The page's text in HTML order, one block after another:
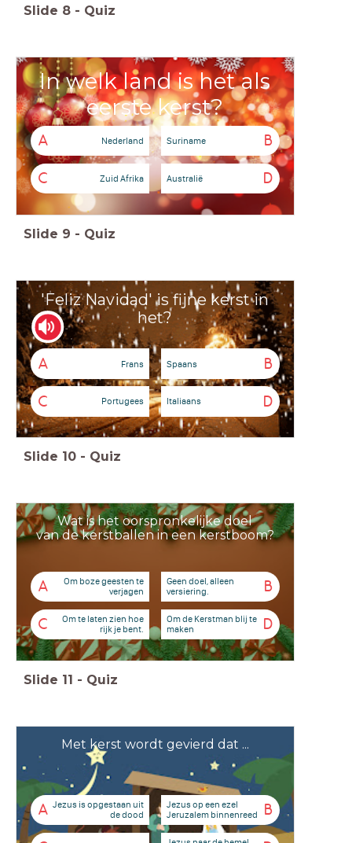
Slide 8 - Quiz
In welk land is het als
eerste kerst?
A Nederland B
Suriname
C Zuid Afrika D
Australië
Slide 9 - Quiz
'Feliz Navidad' is fijne kerst in
het?
A Frans B
Spaans
C Portugees D
Italiaans
Slide 10 - Quiz
Wat is het oorspronkelijke doel
van de kerstballen in een kerstboom?
A
Om boze geesten te
verjagen
B
Geen doel, alleen
versiering.
C
Om te laten zien hoe
rijk je bent.
D
Om de Kerstman blij te
maken
Slide 11 - Quiz
Met kerst wordt gevierd dat ...
A Jezus is opgestaan uit
de dood
B
Jezus op een ezel
Jeruzalem binnenreed